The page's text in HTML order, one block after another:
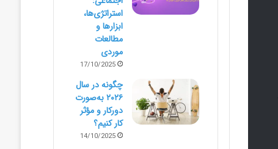
استراتژی‌ها،
ابزارها و
مطالعات
موردی
17/10/2025
چگونه در سال
۲۰۲۶ به‌صورت
دورکار و مؤثر
کار کنیم؟
14/10/2025